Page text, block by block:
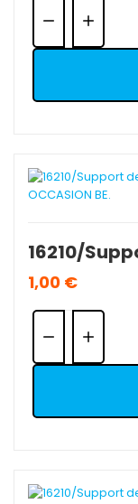
1,00 €
Quantité: